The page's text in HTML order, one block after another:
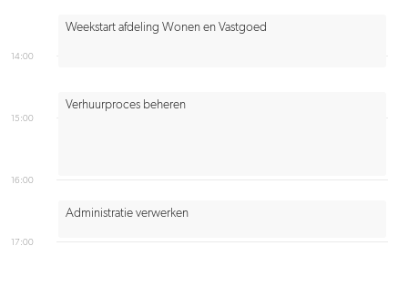
14:00
15:00
16:00
17:00
Verhuurproces beheren
Weekstart afdeling Wonen en Vastgoed
Administratie verwerken